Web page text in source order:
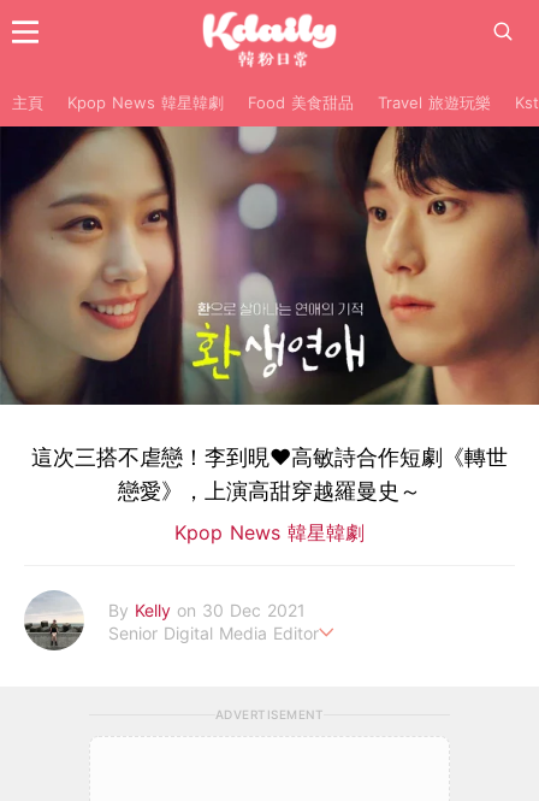
主頁 Kpop News 韓星韓劇 Food 美食甜品 Travel 旅遊玩樂
這次三搭不虐戀！李到晛♥高敏詩合作短劇《轉世
戀愛》，上演高甜穿越羅曼史～
Kpop News 韓星韓劇
By Kelly on 30 Dec 2021
Senior Digital Media Editor
ADVERTISEMENT